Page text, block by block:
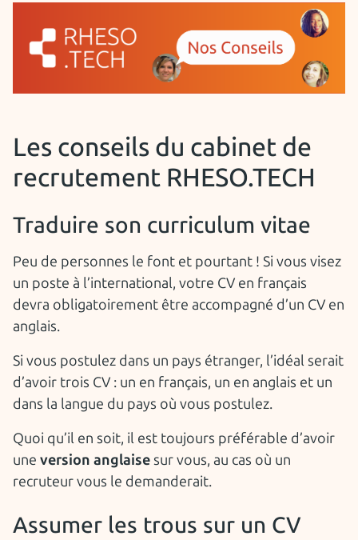
Les conseils du cabinet de
recrutement RHESO.TECH
Traduire son curriculum vitae
Peu de personnes le font et pourtant ! Si vous visez
un poste à l’international, votre CV en français
devra obligatoirement être accompagné d’un CV en
anglais.
Si vous postulez dans un pays étranger, l’idéal serait
d’avoir trois CV : un en français, un en anglais et un
dans la langue du pays où vous postulez.
Quoi qu’il en soit, il est toujours préférable d’avoir
une version anglaisesur vous, au cas où un
recruteur vous le demanderait.
Assumer les trous sur un CV